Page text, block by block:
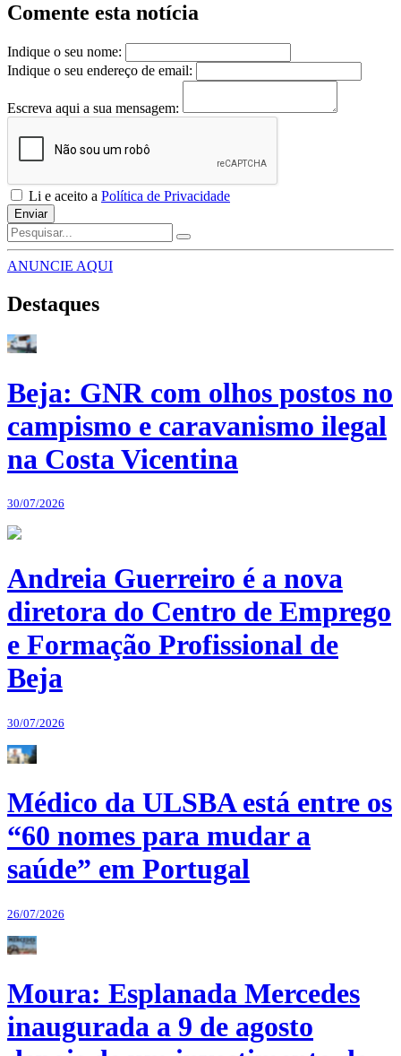
Comente esta notícia
Indique o seu nome:
Indique o seu endereço de email:
Escreva aqui a sua mensagem:
Li e aceito a Política de Privacidade
Enviar
ANUNCIE AQUI
Destaques
Beja: GNR com olhos postos no
campismo e caravanismo ilegal
na Costa Vicentina
30/07/2026
Andreia Guerreiro é a nova
diretora do Centro de Emprego
e Formação Profissional de
Beja
30/07/2026
Médico da ULSBA está entre os
“60 nomes para mudar a
saúde” em Portugal
26/07/2026
Moura: Esplanada Mercedes
inaugurada a 9 de agosto